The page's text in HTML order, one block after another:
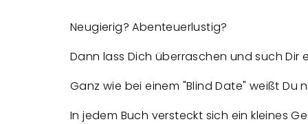
Neugierig? Abenteuerlustig?
Dann lass Dich überraschen und such Dir
Ganz wie bei einem "Blind Date" weißt Du
In jedem Buch versteckt sich ein kleines